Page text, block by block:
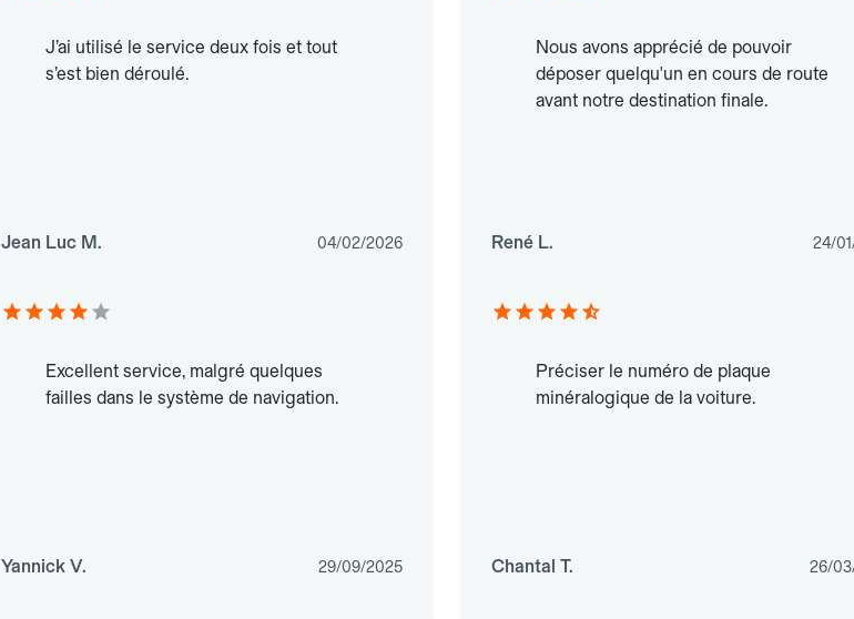
J’ai utilisé le service deux fois et tout
s’est bien déroulé.
Jean Luc M. 04/02/2026
Nous avons apprécié de pouvoir
déposer quelqu'un en cours de route
avant notre destination finale.
René L. 24/
Excellent service, malgré quelques
failles dans le système de navigation.
Yannick V. 29/09/2025
Préciser le numéro de plaque
minéralogique de la voiture.
Chantal T. 26/